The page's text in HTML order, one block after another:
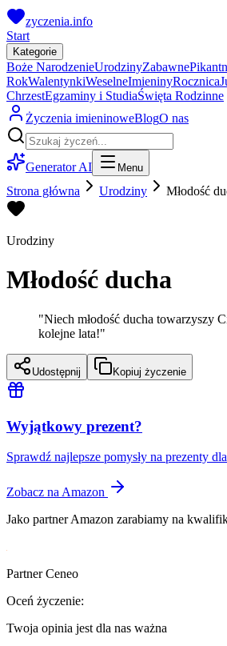
zyczenia.info
Start
Kategorie
Boże NarodzenieUrodzinyZabawne
RokWalentynkiWeselneImieninyRocznica
ChrzestEgzaminy i StudiaŚwięta Rodzinne
Życzenia imieninoweBlogO nas
Generator AI Menu
Strona główna Urodziny Młodość
Urodziny
Młodość ducha
"Niech młodość ducha towarzyszy
kolejne lata!"
Udostępnij Kopiuj życzenie
Wyjątkowy prezent?
Sprawdź najlepsze pomysły na prezenty
Zobacz na Amazon
Jako partner Amazon zarabiamy na
Partner Ceneo
Oceń życzenie:
Twoja opinia jest dla nas ważna